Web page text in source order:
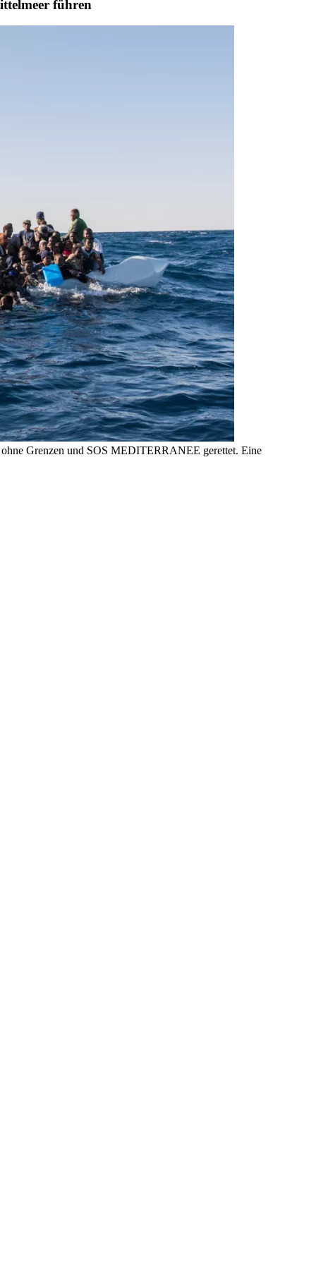
führen
Grenzen und SOS MEDITERRANEE gerettet. Eine